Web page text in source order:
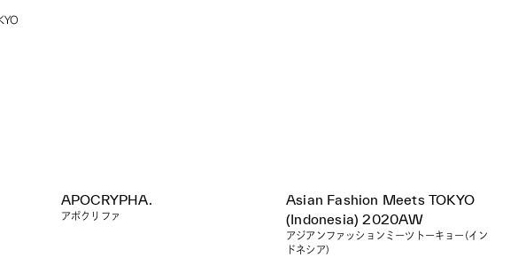
APOCRYPHA.
アポクリファ
Asian Fashion Meets TOKYO
(Indonesia) 2020AW
アジアンファッションミーツトーキョー(イン
ドネシア)